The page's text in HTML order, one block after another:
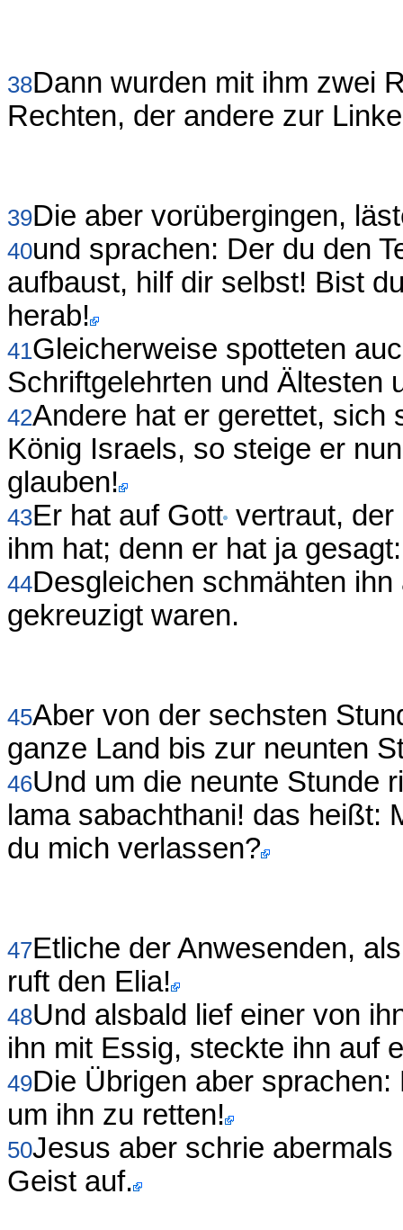
38Dann wurden mit ihm zwei
Rechten, der andere zur
39Die aber vorübergingen,
40und sprachen: Der du den
aufbaust, hilf dir selbst! Bist
herab!
41Gleicherweise spotteten
Schriftgelehrten und Ältesten
42Andere hat er gerettet, sich
König Israels, so steige er
glauben!
43Er hat auf Gott vertraut,
ihm hat; denn er hat ja
44Desgleichen schmähten
gekreuzigt waren.
45Aber von der sechsten
ganze Land bis zur neunten
46Und um die neunte Stunde
lama sabachthani! das heißt:
du mich verlassen?
47Etliche der Anwesenden,
ruft den Elia!
48Und alsbald lief einer von
ihn mit Essig, steckte ihn auf
49Die Übrigen aber
um ihn zu retten!
50Jesus aber schrie
Geist auf.